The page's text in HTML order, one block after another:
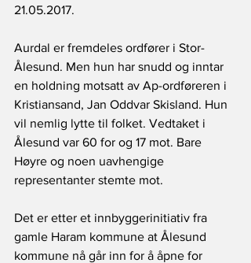
21.05.2017.
Aurdal er fremdeles ordfører i Stor-
Ålesund. Men hun har snudd og inntar
en holdning motsatt av Ap-ordføreren i
Kristiansand, Jan Oddvar Skisland. Hun
vil nemlig lytte til folket. Vedtaket i
Ålesund var 60 for og 17 mot. Bare
Høyre og noen uavhengige
representanter stemte mot.
Det er etter et innbyggerinitiativ fra
gamle Haram kommune at Ålesund
kommune nå går inn for å åpne for